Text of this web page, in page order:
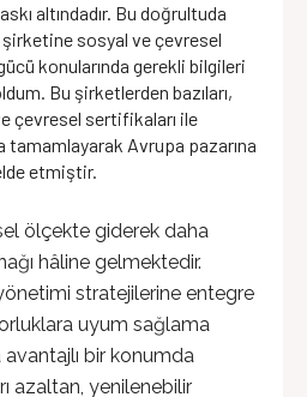
altındadır. Bu doğrultuda
sosyal ve çevresel
konularında gerekli bilgileri
Bu şirketlerden bazıları,
çevresel sertifikaları ile
tamamlayarak Avrupa pazarına
etmiştir.
ölçekte giderek daha
hâline gelmektedir.
stratejilerine entegre
uyum sağlama
bir konumda
azaltan, yenilenebilir